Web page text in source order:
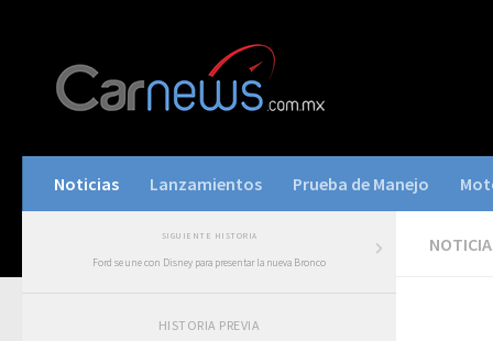
Noticias Lanzamientos Prueba de Manejo
SIGUIENTE HISTORIA
Ford se une con Disney para presentar la nueva Bronco
HISTORIA PREVIA